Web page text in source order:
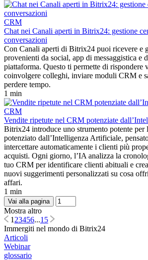
CRM
Chat nei Canali aperti in Bitrix24: gestione
conversazioni
Con Canali aperti di Bitrix24 puoi ricevere e
provenienti da social, app di messaggistica e
piattaforma. Questo ti permette di rispondere
coinvolgere colleghi, inviare moduli CRM e
perdere tempo.
1 min
CRM
Vendite ripetute nel CRM potenziate
Bitrix24 introduce uno strumento potente per
potenziato dall’Intelligenza Artificiale,
intercettare automaticamente i clienti più
acquisti. Ogni giorno, l’IA analizza la
tuo CRM per identificare clienti abituali e
nuovi suggerimenti personalizzati su cosa
affari.
1 min
Vai alla pagina
Mostra altro
1 23456...15
Immergiti nel mondo di Bitrix24
Articoli
Webinar
glossario